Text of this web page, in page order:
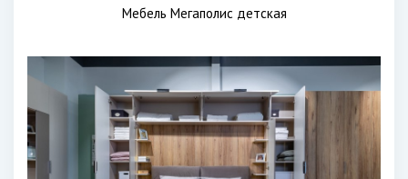
Мебель Мегаполис детская